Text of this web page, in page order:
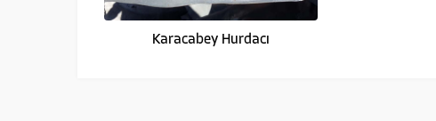
Karacabey Hurdacı